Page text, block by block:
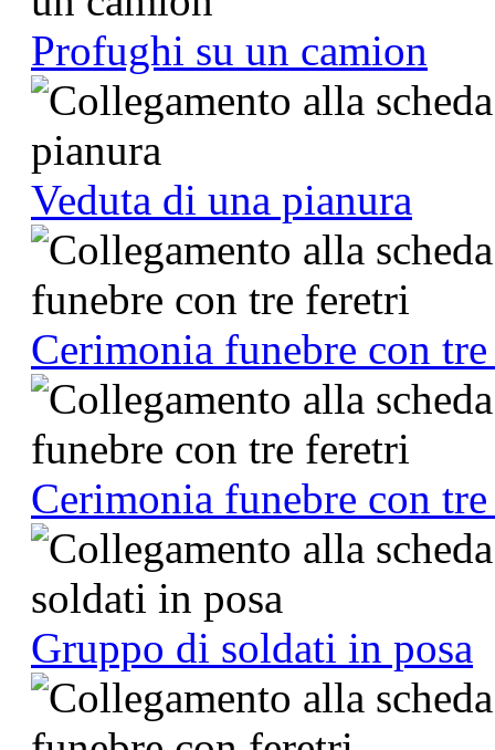
Profughi su un camion
Veduta di una pianura
Cerimonia funebre con
Cerimonia funebre con
Gruppo di soldati in posa